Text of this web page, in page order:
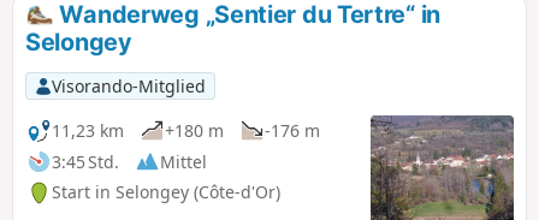
Wanderweg „Sentier du Tertre“ in
Selongey
Visorando-Mitglied
11,23 km
+180 m
-176 m
3:45 Std.
Mittel
Start in Selongey (Côte-d'Or)